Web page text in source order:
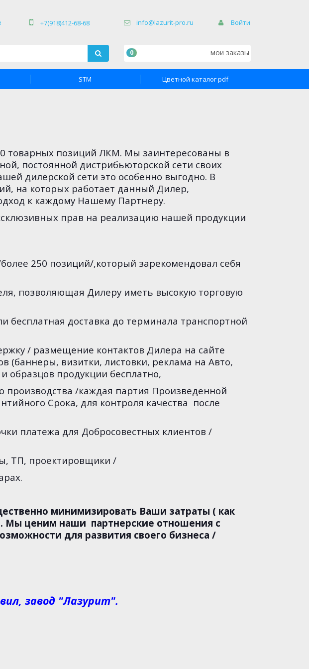
+7(918)412-68-68 info@lazurit-pro.ru Войти
мои заказы
0
STM Цветной каталог pdf
товарных позиций ЛКМ. Мы заинтересованы в
постоянной дистрибьюторской сети своих
дилерской сети это особенно выгодно. В
на которых работает данный Дилер,
к каждому Нашему Партнеру.
прав на реализацию нашей продукции
250 позиций/,который зарекомендовал себя
позволяющая Дилеру иметь высокую торговую
доставка до терминала транспортной
/ размещение контактов Дилера на сайте
(баннеры, визитки, листовки, реклама на Авто,
образцов продукции бесплатно,
/каждая партия Произведенной
Срока, для контроля качества после
платежа для Добросовестных клиентов /
ТП, проектировщики /
минимизировать Ваши затраты ( как
Мы ценим наши партнерские отношения с
для развития своего бизнеса /
завод "Лазурит".